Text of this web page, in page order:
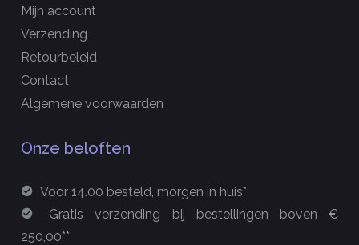
Mijn account
Verzending
Retourbeleid
Contact
Algemene voorwaarden
Onze beloften
Voor 14.00 besteld, morgen in huis*
Gratis verzending bij bestellingen boven €
250,00**